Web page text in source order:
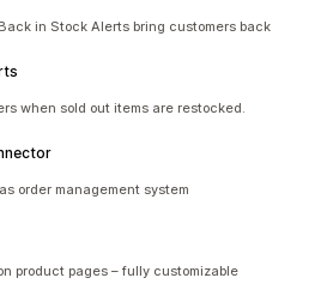
in Stock Alerts bring customers back
when sold out items are restocked.
order management system
product pages – fully customizable